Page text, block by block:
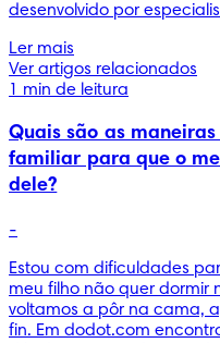
desenvolvido por
Ler mais
Ver artigos relacionados
1 min de leitura
Quais são as
familiar para que o
dele?
-
Estou com dificuldades
meu filho não quer dormir
voltamos a pôr na cama,
fin. Em dodot.com